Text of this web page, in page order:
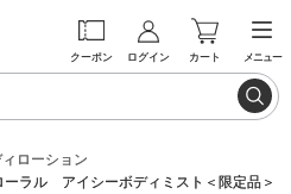
クーポン ログイン カート メニュー
ローション
ラル アイシーボディミスト＜限定品＞